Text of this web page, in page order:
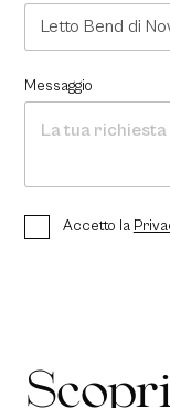
Messaggio
P
r
P
o
Accetto la